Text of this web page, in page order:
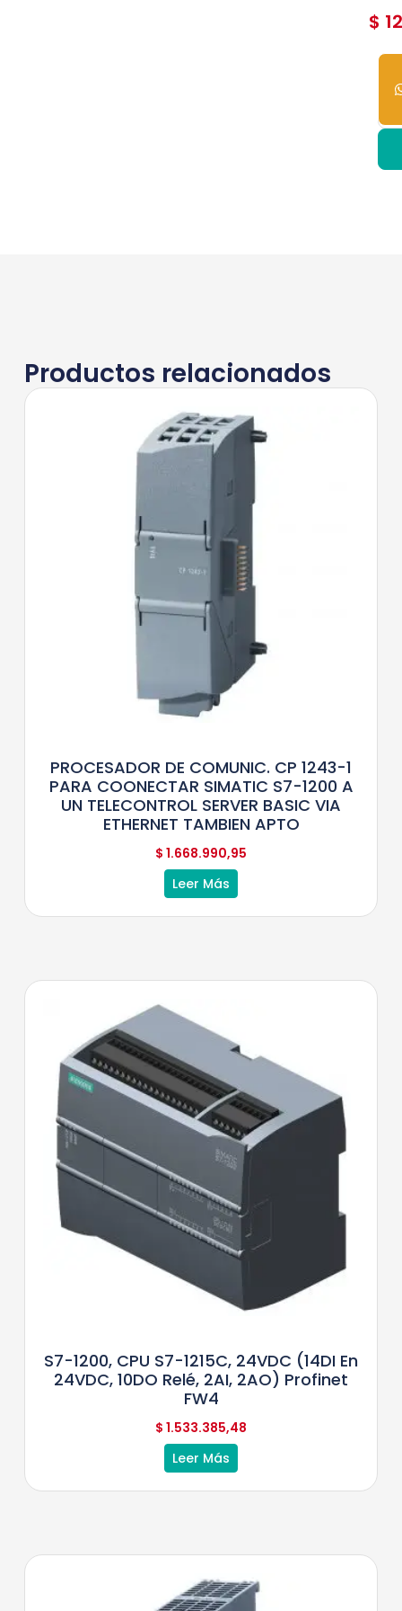
$
5
Productos relacionados
PROCESADOR DE COMUNIC. CP 1243-1
PARA COONECTAR SIMATIC S7-1200 A
UN TELECONTROL SERVER BASIC VIA
ETHERNET TAMBIEN APTO
$ 1.668.990,95
Leer Más
S7-1200, CPU S7-1215C, 24VDC (14DI En
24VDC, 10DO Relé, 2AI, 2AO) Profinet
FW4
$ 1.533.385,48
Leer Más